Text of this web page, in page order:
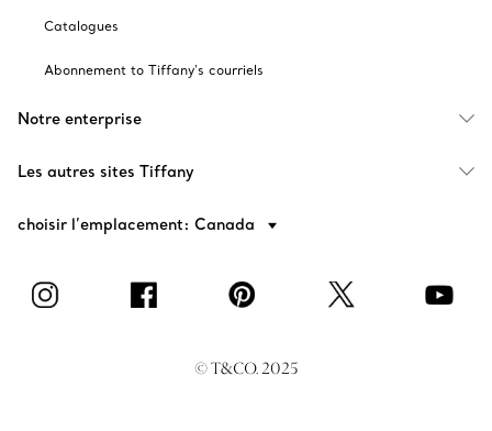
Catalogues
Abonnement to Tiffany's courriels
Notre enterprise
Les autres sites Tiffany
choisir l’emplacement: Canada
© T&CO. 2025